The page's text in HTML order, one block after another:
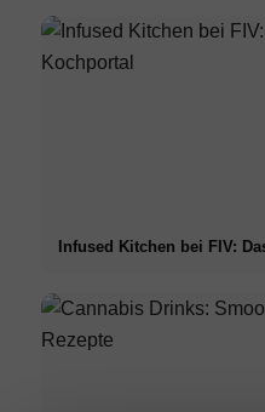
Infused Kitchen bei FIV: